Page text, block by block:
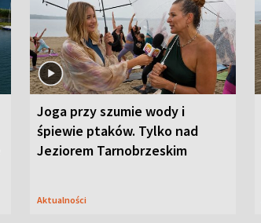
Joga przy szumie wody i
śpiewie ptaków. Tylko nad
Jeziorem Tarnobrzeskim
Aktualności